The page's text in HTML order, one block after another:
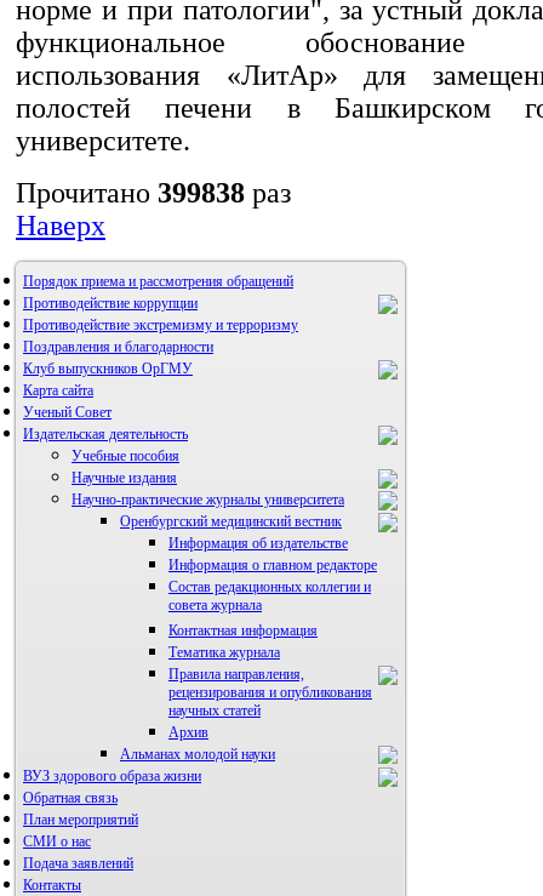
норме и при патологии", за устный
функциональное обоснование
использования «ЛитАр» для
полостей печени в Башкирском
университете.
Прочитано 399838 раз
Наверх
Порядок приема и рассмотрения обращений
Противодействие коррупции
Противодействие экстремизму и терроризму
Поздравления и благодарности
Клуб выпускников ОрГМУ
Карта сайта
Ученый Совет
Издательская деятельность
Учебные пособия
Научные издания
Научно-практические журналы университета
Оренбургский медицинский вестник
Информация об издательстве
Информация о главном редакторе
Состав редакционных коллегии и
совета журнала
Контактная информация
Тематика журнала
Правила направления,
рецензирования и опубликования
научных статей
Архив
Альманах молодой науки
Редакция журнала
ВУЗ здорового образа жизни
Обратная связь
План мероприятий
СМИ о нас
Подача заявлений
Контакты